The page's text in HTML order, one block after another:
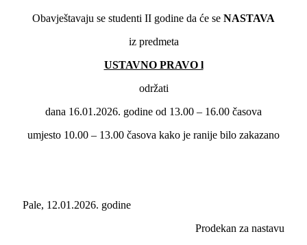
Obavještavaju se studenti II godine da će se NASTAVA
iz predmeta
USTAVNO PRAVO l
održati
dana 16.01.2026. godine od 13.00 – 16.00 časova
umjesto 10.00 – 13.00 časova kako je ranije bilo zakazano
Pale, 12.01.2026. godine
Prodekan za nastavu